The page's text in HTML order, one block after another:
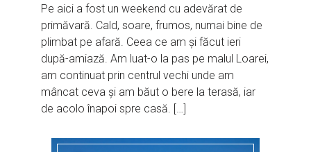
Pe aici a fost un weekend cu adevărat de
primăvară. Cald, soare, frumos, numai bine de
plimbat pe afară. Ceea ce am și făcut ieri
după-amiază. Am luat-o la pas pe malul Loarei,
am continuat prin centrul vechi unde am
mâncat ceva și am băut o bere la terasă, iar
de acolo înapoi spre casă. […]